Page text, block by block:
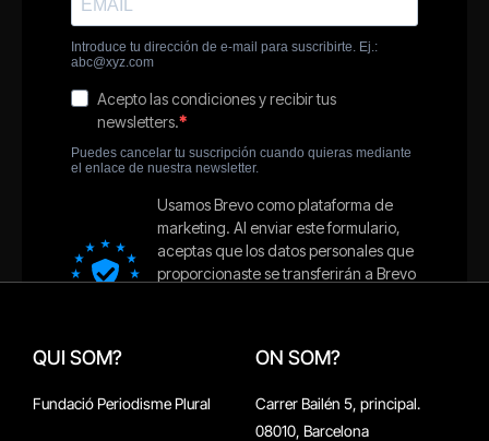
QUI SOM?
Fundació Periodisme Plural
ON SOM?
Carrer Bailén 5, principal.
08010, Barcelona